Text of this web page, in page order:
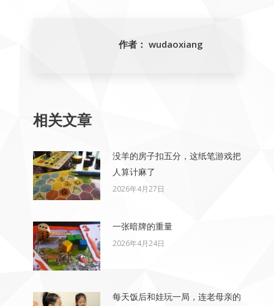
作者： wudaoxiang
相关文章
没羊的房子扣五分，这纸笔游戏把
人算计麻了
2026年4月27日
一张暗牌的重量
2026年4月24日
每天饭后和娃玩一局，连老母亲的